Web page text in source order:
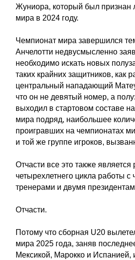
Жуниора, который был признан
мира в 2024 году.
Чемпионат мира завершился
Анчелотти недвусмысленно
необходимо искать новых
таких крайних защитников, как
центральный нападающий
что он не девятый номер, а
выходил в стартовом составе
мира подряд, наибольшее
проигравших на чемпионатах
и той же группе игроков,
Отчасти все это также является
четырехлетнего цикла работы с
тренерами и двумя
Отчасти.
Потому что сборная U20
мира 2025 года, заняв
Мексикой, Марокко и Испанией,